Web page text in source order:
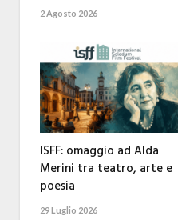
2 Agosto 2026
ISFF: omaggio ad Alda
Merini tra teatro, arte e
poesia
29 Luglio 2026